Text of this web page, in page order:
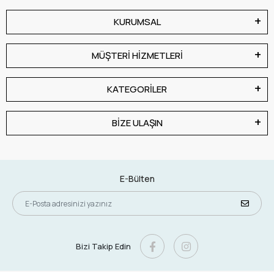
KURUMSAL
MÜŞTERİ HİZMETLERİ
KATEGORİLER
BİZE ULAŞIN
E-Bülten
Bizi Takip Edin